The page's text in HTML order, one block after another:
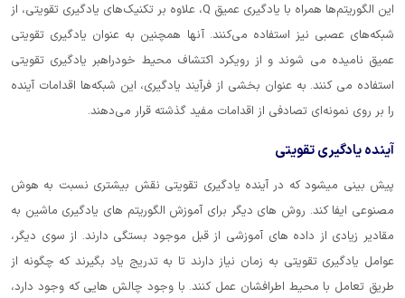
این الگوریتم‌ها همراه با یادگیری عمیق Q، علاوه بر تکنیک‌های یادگیری تقویتی، از
شبکه‌های عصبی نیز استفاده می‌کنند. آنها همچنین به عنوان یادگیری تقویتی
عمیق نامیده می شوند و از رویکرد اکتشاف محیط خودراهبر یادگیری تقویتی
استفاده می کنند. به عنوان بخشی از فرآیند یادگیری، این شبکه‌ها اقدامات آینده
را بر روی نمونه‌ای تصادفی از اقدامات مفید گذشته قرار می‌دهند.
آینده یادگیری تقویتی
پیش بینی میشود که در آینده یادگیری تقویتی نقش بیشتری نسبت به هوش
مصنوعی ایفا کند. روش های دیگر برای آموزش الگوریتم های یادگیری ماشین به
مقادیر زیادی از داده های آموزشی از قبل موجود بستگی دارند. از سوی دیگر،
عوامل یادگیری تقویتی به زمان نیاز دارند تا به تدریج یاد بگیرند که چگونه از
طریق تعامل با محیط اطرافشان عمل کنند. با وجود چالش هایی که وجود دارد،